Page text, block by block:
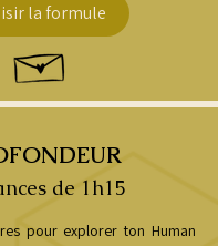
la formule
de 1h15
pour explorer ton Human